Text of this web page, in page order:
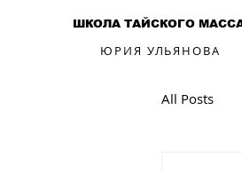
ШКОЛА ТАЙСКОГО
ЮРИЯ УЛЬЯНОВА
All Posts